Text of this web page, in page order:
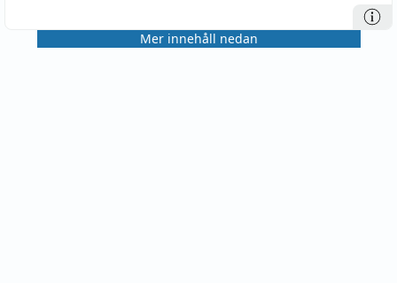
Mer innehåll nedan